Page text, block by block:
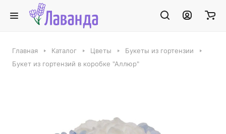
Главная Каталог Цветы
Букеты из гортензии
Букет из гортензий в коробке "Аллюр"